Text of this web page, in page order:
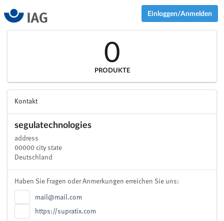
Einloggen/Anmelden
0
PRODUKTE
Kontakt
segulatechnologies
address
00000 city state
Deutschland
Haben Sie Fragen oder Anmerkungen erreichen Sie uns:
mail@mail.com
https://supratix.com